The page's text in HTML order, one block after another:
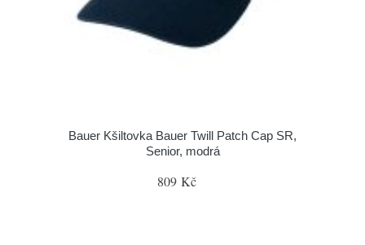
Bauer Kšiltovka Bauer Twill Patch Cap SR,
Senior, modrá
809 Kč